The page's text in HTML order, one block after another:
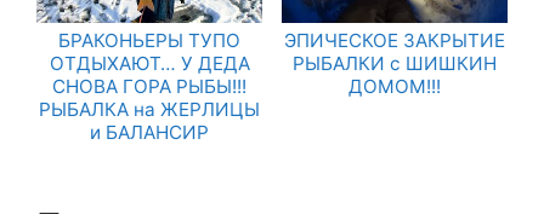
БРАКОНЬЕРЫ ТУПО
ОТДЫХАЮТ… У ДЕДА
СНОВА ГОРА РЫБЫ!!!
РЫБАЛКА на ЖЕРЛИЦЫ
и БАЛАНСИР
ЭПИЧЕСКОЕ ЗАКРЫТИЕ
РЫБАЛКИ с ШИШКИН
ДОМОМ!!!